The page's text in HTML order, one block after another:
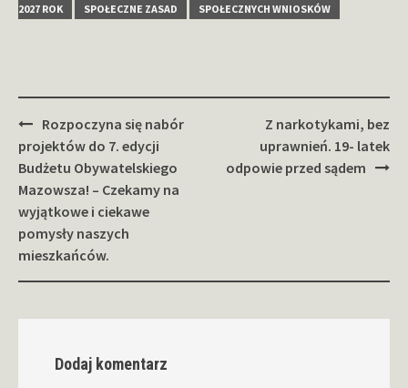
2027 ROK
SPOŁECZNE ZASAD SPOŁECZNYCH WNIOSKÓW
Zobacz
wpisy
Rozpoczyna się nabór
projektów do 7. edycji
Budżetu Obywatelskiego
Mazowsza! – Czekamy na
wyjątkowe i ciekawe
pomysły naszych
mieszkańców.
Z narkotykami, bez
uprawnień. 19- latek
odpowie przed sądem
Dodaj komentarz